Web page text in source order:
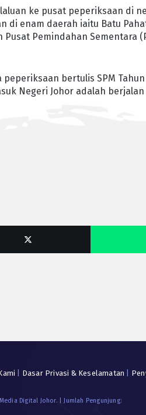
ke pusat peperiksaan di
di enam daerah iaitu Batu
Pemindahan Sementara
bertulis SPM
Negeri Johor adalah berjalan
Dasar Privasi & Keselamatan
Digital Johor. | Jumlah Pengunjung: